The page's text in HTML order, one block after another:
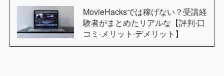
MovieHacksでは稼げない？受講経
験者がまとめたリアルな【評判·口
コミ·メリット·デメリット】